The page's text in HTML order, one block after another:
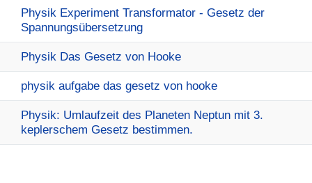
Physik Experiment Transformator - Gesetz der
Spannungsübersetzung
Physik Das Gesetz von Hooke
physik aufgabe das gesetz von hooke
Physik: Umlaufzeit des Planeten Neptun mit 3.
keplerschem Gesetz bestimmen.